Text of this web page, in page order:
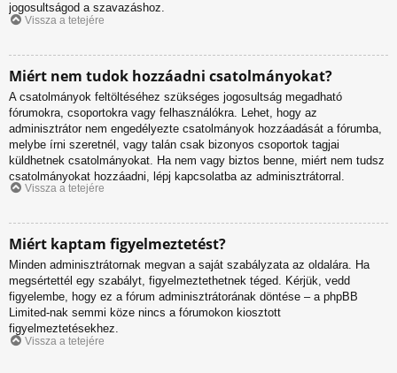
jogosultságod a szavazáshoz.
Vissza a tetejére
Miért nem tudok hozzáadni csatolmányokat?
A csatolmányok feltöltéséhez szükséges jogosultság megadható
fórumokra, csoportokra vagy felhasználókra. Lehet, hogy az
adminisztrátor nem engedélyezte csatolmányok hozzáadását a fórumba,
melybe írni szeretnél, vagy talán csak bizonyos csoportok tagjai
küldhetnek csatolmányokat. Ha nem vagy biztos benne, miért nem tudsz
csatolmányokat hozzáadni, lépj kapcsolatba az adminisztrátorral.
Vissza a tetejére
Miért kaptam figyelmeztetést?
Minden adminisztrátornak megvan a saját szabályzata az oldalára. Ha
megsértettél egy szabályt, figyelmeztethetnek téged. Kérjük, vedd
figyelembe, hogy ez a fórum adminisztrátorának döntése – a phpBB
Limited-nak semmi köze nincs a fórumokon kiosztott
figyelmeztetésekhez.
Vissza a tetejére